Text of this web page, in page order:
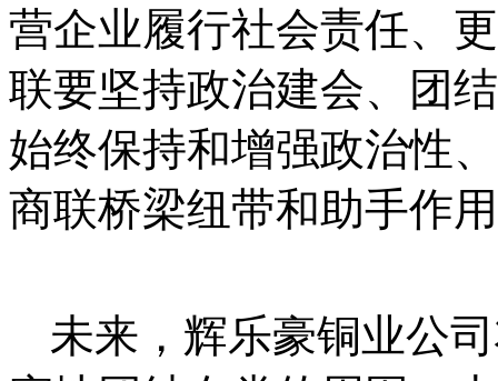
营企业履行社会责任、
联要坚持政治建会、团
始终保持和增强政治性
商联桥梁纽带和助手作
未来，辉乐豪铜业公